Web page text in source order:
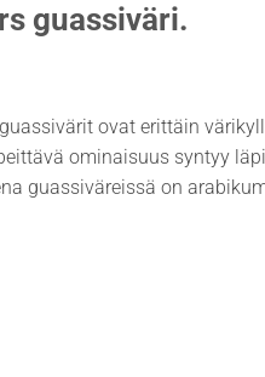
guassiväri.
ovat erittäin
ominaisuus syntyy
guassiväreissä on